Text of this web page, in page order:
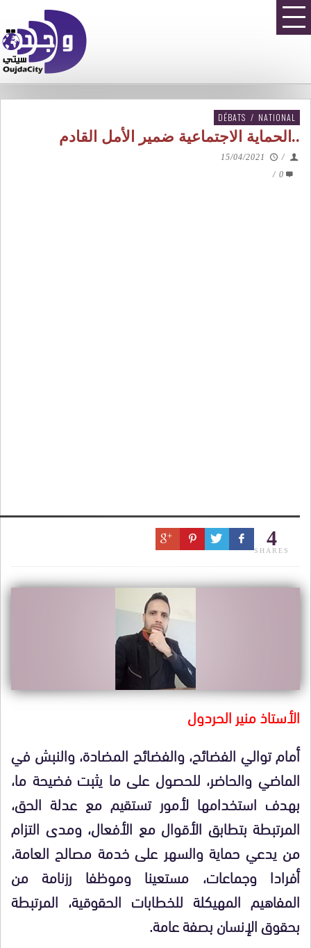
DÉBATS / NATIONAL
..الحماية الاجتماعية ضمير الأمل القادم
/
15/04/2021
0
/
4
SHARES
الأستاذ منير الحردول
أمام توالي الفضائح، والفضائح المضادة، والنبش في
الماضي والحاضر، للحصول على ما يثبت فضيحة ما،
بهدف استخدامها لأمور تستقيم مع عدلة الحق،
المرتبطة بتطابق الأقوال مع الأفعال، ومدى التزام
من يدعي حماية والسهر على خدمة مصالح العامة،
أفرادا وجماعات، مستعينا وموظفا رزنامة من
المفاهيم المهيكلة للخطابات الحقوقية، المرتبطة
بحقوق الإنسان بصفة عامة.